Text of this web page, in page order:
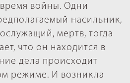
войны. Одни
насильник,
мертв, тогда
что он находится в
дела происходит
режиме. И возникла